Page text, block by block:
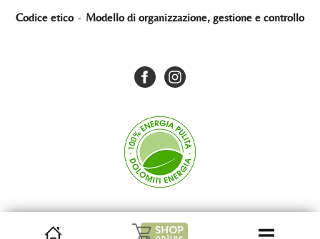
Codice etico - Modello di organizzazione, gestione e controllo